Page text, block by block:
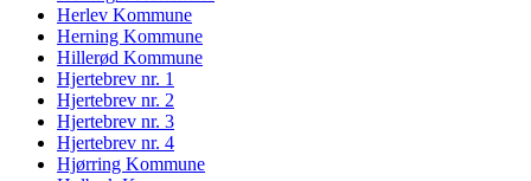
Herlev Kommune
Herning Kommune
Hillerød Kommune
Hjertebrev nr. 1
Hjertebrev nr. 2
Hjertebrev nr. 3
Hjertebrev nr. 4
Hjørring Kommune